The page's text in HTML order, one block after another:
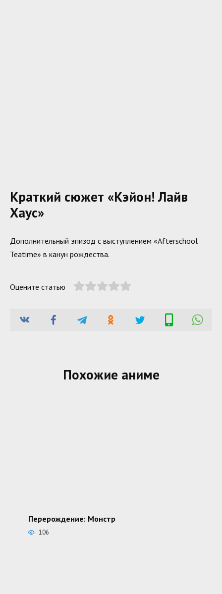
Краткий сюжет «Кэйон! Лайв
Хаус»
Дополнительный эпизод с выступлением «Afterschool
Teatime» в канун рождества.
Оцените статью
Похожие аниме
Перерождение: Монстр
106